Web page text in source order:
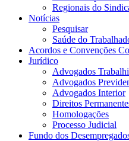
Regionais do
Notícias
Pesquisar
Saúde do
Acordos e Convenções
Jurídico
Advogados
Advogados
Advogados Interior
Direitos
Homologações
Processo Judicial
Fundo dos